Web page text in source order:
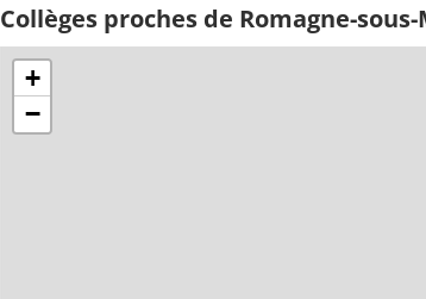
Collèges proches de Romagne-
+
−